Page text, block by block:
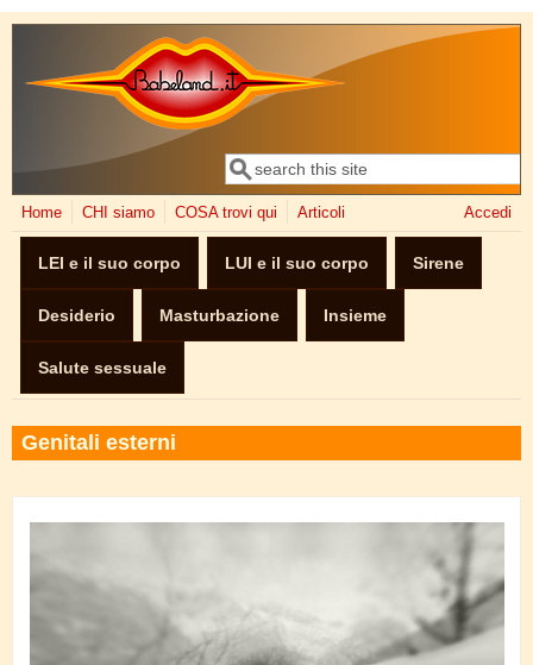
Salta al contenuto principale
Form di ricerca
Cerca
Home CHI siamo COSA trovi qui Articoli Accedi
LEI e il suo corpo LUI e il suo corpo Sirene
Desiderio Masturbazione Insieme
Salute sessuale
Genitali esterni